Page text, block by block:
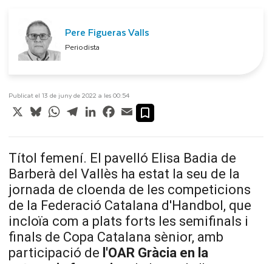
Pere Figueras Valls
Periodista
Publicat el 13 de juny de 2022 a les 00:54
X BlueskyWhatsApp
TelegramLinkedInFacebook
Email
Títol femení. El pavelló Elisa Badia de
Barberà del Vallès ha estat la seu de la
jornada de cloenda de les competicions
de la Federació Catalana d'Handbol, que
incloïa com a plats forts les semifinals i
finals de Copa Catalana sènior, amb
participació de l'OAR Gràcia en la